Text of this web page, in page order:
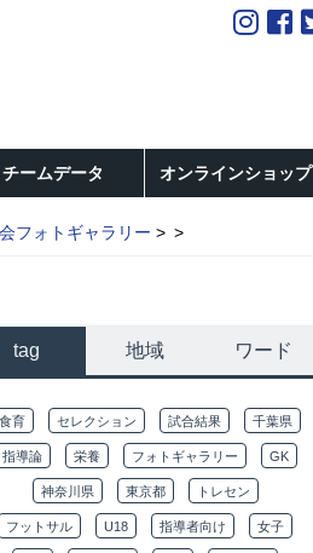
チームデータ オンラインショップ
フォトギャラリー
tag 地域 ワード
食育 セレクション 試合結果 千葉県
指導論 栄養 フォトギャラリー GK
神奈川県 東京都 トレセン
フットサル U18 指導者向け 女子